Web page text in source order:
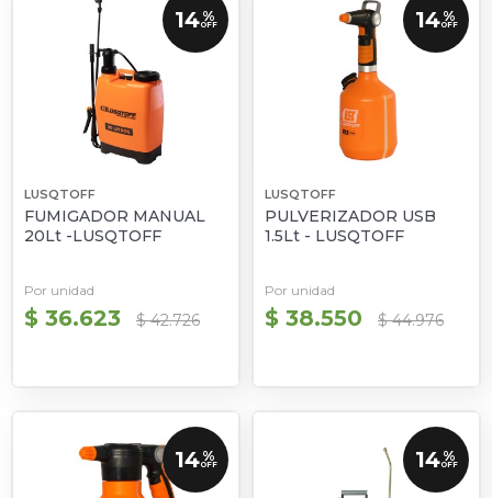
14 %
OFF
LUSQTOFF
FUMIGADOR MANUAL
20Lt -LUSQTOFF
Por unidad
$ 36.623 $ 42.726
14 %
OFF
LUSQTOFF
PULVERIZADOR USB
1.5Lt - LUSQTOFF
Por unidad
$ 38.550 $ 44.976
14 %
OFF 14 %
OFF